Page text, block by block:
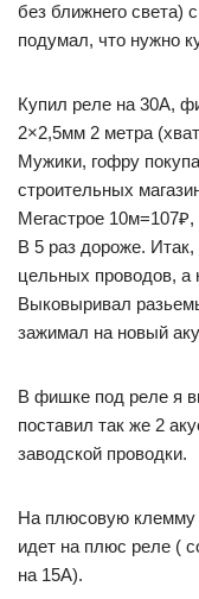
без ближнего света)
подумал, что нужно
Купил реле на 30А,
2×2,5мм 2 метра
Мужики, гофру
строительных
Мегастрое
В 5 раз дороже. Итак,
цельных проводов, а
Выковыривал
зажимал на новый
В фишке под реле я
поставил так же 2
заводской проводки.
На плюсовую клемму
идет на плюс реле (
на 15А).